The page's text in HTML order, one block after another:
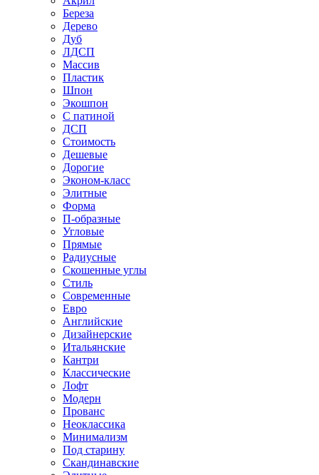
Береза
Дерево
Дуб
ЛДСП
Массив
Пластик
Шпон
Экошпон
С патиной
ДСП
Стоимость
Дешевые
Дорогие
Эконом-класс
Элитные
Форма
П-образные
Угловые
Прямые
Радиусные
Скошенные углы
Стиль
Современные
Евро
Английские
Дизайнерские
Итальянские
Кантри
Классические
Лофт
Модерн
Прованс
Неоклассика
Минимализм
Под старину
Скандинавские